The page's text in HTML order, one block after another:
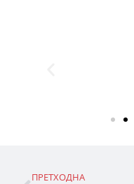
ПРЕТХОДНА